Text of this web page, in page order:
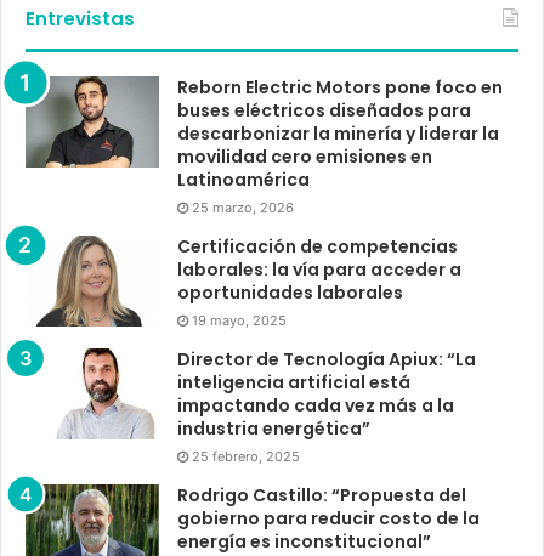
Entrevistas
Reborn Electric Motors pone foco en
buses eléctricos diseñados para
descarbonizar la minería y liderar la
movilidad cero emisiones en
Latinoamérica
25 marzo, 2026
Certificación de competencias
laborales: la vía para acceder a
oportunidades laborales
19 mayo, 2025
Director de Tecnología Apiux: “La
inteligencia artificial está
impactando cada vez más a la
industria energética”
25 febrero, 2025
Rodrigo Castillo: “Propuesta del
gobierno para reducir costo de la
energía es inconstitucional”